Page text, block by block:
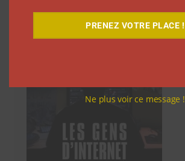
PRENEZ VOTRE PLACE !
Ne plus voir ce message !